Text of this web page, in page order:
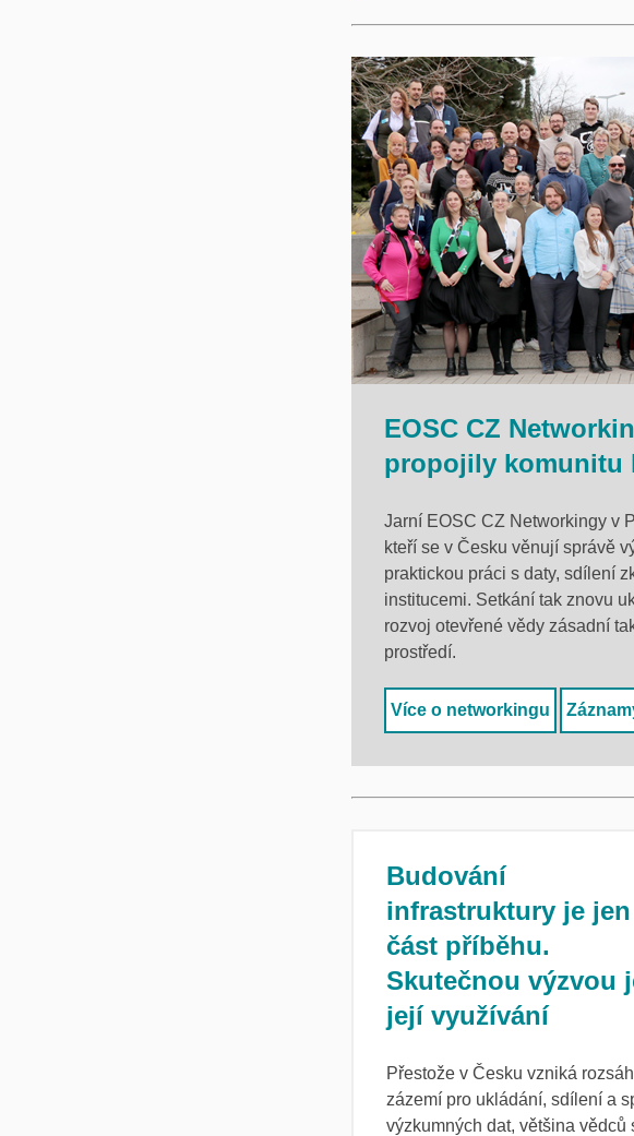
EOSC CZ
propojily komunitu
Jarní EOSC CZ Networkingy v
kteří se v Česku věnují správě
praktickou práci s daty, sdílení
institucemi. Setkání tak znovu
rozvoj otevřené vědy zásadní
prostředí.
Více o networkingu
Budování
infrastruktury je jen
část příběhu.
Skutečnou výzvou
její využívání
Přestože v Česku vzniká
zázemí pro ukládání, sdílení a
výzkumných dat, většina vědců